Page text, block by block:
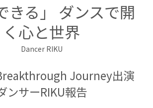
きる」 ダンスで開
く心と世界
Dancer RIKU
Journey出演
ンサーRIKU報告